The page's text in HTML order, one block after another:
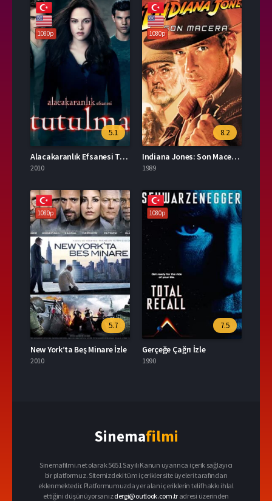
1080p
5.1
Alacakaranlık Efsanesi Tutulma Türkçe Dublaj İzle
2010
1080p
8.2
Indiana Jones: Son Macera Full İzle
1989
1080p
5.7
New York’ta Beş Minare İzle
2010
1080p
7.5
Gerçeğe Çağrı İzle
1990
Sinemafilmi
Sinemafilmi.net olarak 5651 Sayılı Kanun uyarınca içerik sağlayıcı
bir platformuz. Sitemizdeki tüm içerikler site üyeleri tarafından
eklenmektedir. Platformumuzda yer alan içeriklerin telif hakkı ihlal
ettiğini düşünüyorsanızdergi@outlook.com.tr adresi üzerinden